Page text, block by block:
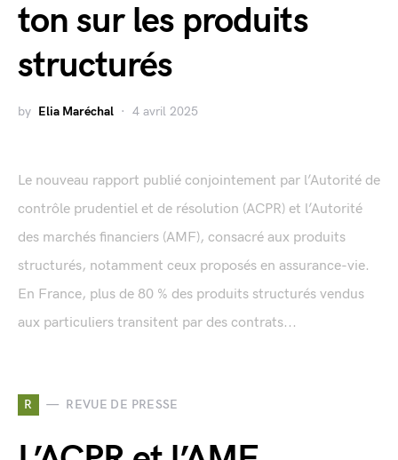
ton sur les produits
structurés
by Elia Maréchal 4 avril 2025
Le nouveau rapport publié conjointement par l’Autorité de
contrôle prudentiel et de résolution (ACPR) et l’Autorité
des marchés financiers (AMF), consacré aux produits
structurés, notamment ceux proposés en assurance-vie.
En France, plus de 80 % des produits structurés vendus
aux particuliers transitent par des contrats...
R REVUE DE PRESSE